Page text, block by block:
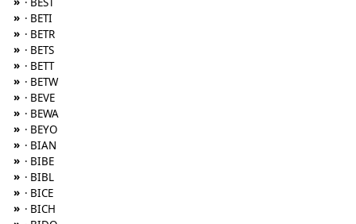
» · BETI
» · BETR
» · BETS
» · BETT
» · BETW
» · BEVE
» · BEWA
» · BEYO
» · BIAN
» · BIBE
» · BIBL
» · BICE
» · BICH